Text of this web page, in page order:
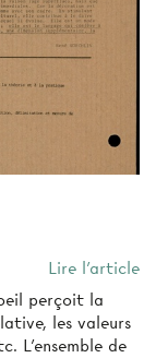
Lire l'article
perçoit la
les valeurs
L'ensemble de